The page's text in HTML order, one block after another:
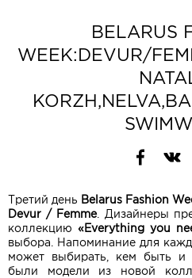
BELARUS
WEEK:DEVUR/
Третий день Belarus Fashion
Devur / Femme. Дизайнеры
коллекцию«Everything you
выбора. Напоминание для
может выбирать, кем быть и
были модели из новой